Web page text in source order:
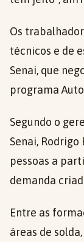
Os
técnicos e de
Senai, que
programa
Segundo o
Senai,
pessoas a
demanda
Entre as
áreas de